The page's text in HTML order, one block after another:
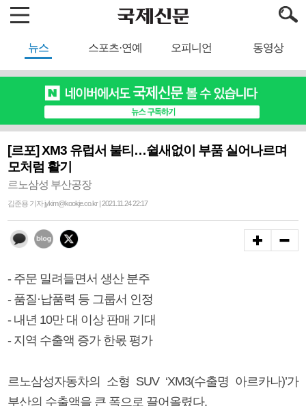
뉴스 스포츠·연예 오피니언 동영상
[르포] XM3 유럽서 불티…쉴새없이 부품 실어나르며
모처럼 활기
르노삼성 부산공장
김준용 기자 jykim@kookje.co.kr | 2021.11.24 22:17
- 주문 밀려들면서 생산 분주
- 품질·납품력 등 그룹서 인정
- 내년 10만 대 이상 판매 기대
- 지역 수출액 증가 한몫 평가
르노삼성자동차의 소형 SUV ‘XM3(수출명 아르카나)’가
부산의 수출액을 큰 폭으로 끌어올렸다.